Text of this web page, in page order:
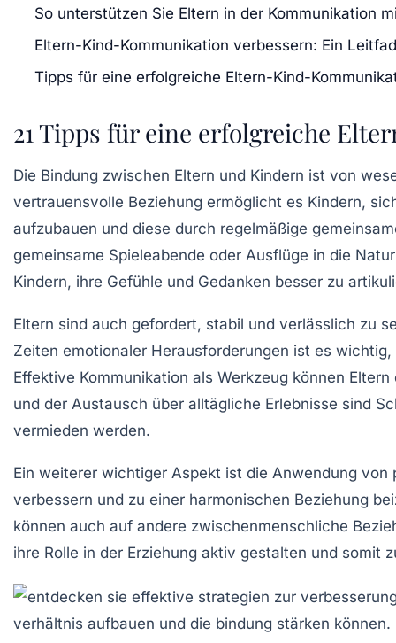
So unterstützen Sie Eltern in der Kommunikation
Eltern-Kind-Kommunikation verbessern: Ein
Tipps für eine erfolgreiche Eltern-Kind-
21 Tipps für eine erfolgreiche
Die Bindung zwischen Eltern und Kindern ist von
vertrauensvolle Beziehung ermöglicht es Kindern,
aufzubauen und diese durch regelmäßige
gemeinsame Spieleabende oder Ausflüge in die
Kindern, ihre Gefühle und Gedanken besser zu
Eltern sind auch gefordert, stabil und verlässlich zu
Zeiten emotionaler Herausforderungen ist es
Effektive Kommunikation als Werkzeug können
und der Austausch über alltägliche Erlebnisse sind
vermieden werden.
Ein weiterer wichtiger Aspekt ist die Anwendung
verbessern und zu einer harmonischen Beziehung
können auch auf andere zwischenmenschliche
ihre Rolle in der Erziehung aktiv gestalten und somit